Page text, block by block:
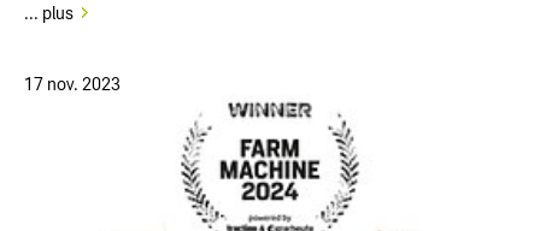
... plus
17 nov. 2023